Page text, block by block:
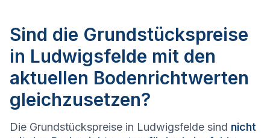
Sind die Grundstückspreise
in Ludwigsfelde mit den
aktuellen Bodenrichtwerten
gleichzusetzen?
Die Grundstückspreise in Ludwigsfelde sind nicht